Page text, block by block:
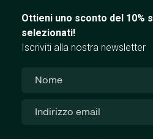
Ottieni uno sconto del 10%
selezionati!
Iscriviti alla nostra newsletter